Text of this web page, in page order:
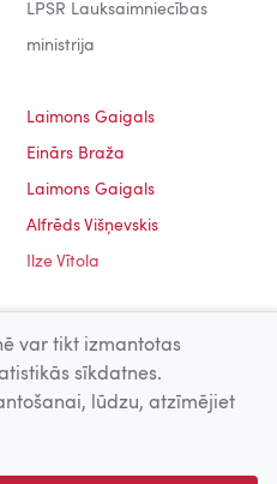
LPSR Lauksaimniecības
ministrija
Laimons Gaigals
Einārs Braža
Laimons Gaigals
Alfrēds Višņevskis
Ilze Vītola
Uz augšu
Kultūras informācijas sistēmu
var tikt izmantotas
sīkdatnes.
lūdzu, atzīmējiet